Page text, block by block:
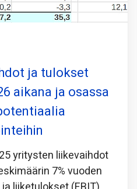
ja tulokset
aikana ja osassa
yritysten liikevaihdot
7% vuoden